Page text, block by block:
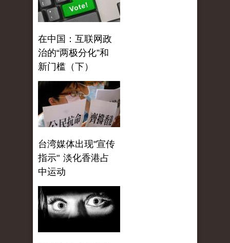
在中国：互联网政
治的“两极分化”和
新门槛（下）
台湾媒体出现"宣传
指示" 淡化香港占
中运动